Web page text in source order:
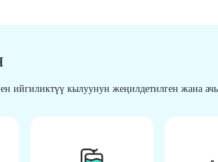
кылуунун жеңилдетилген жана